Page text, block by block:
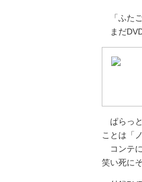
「ふたご
まだ
ぱらっ
ことは「
コンテに
笑い死に